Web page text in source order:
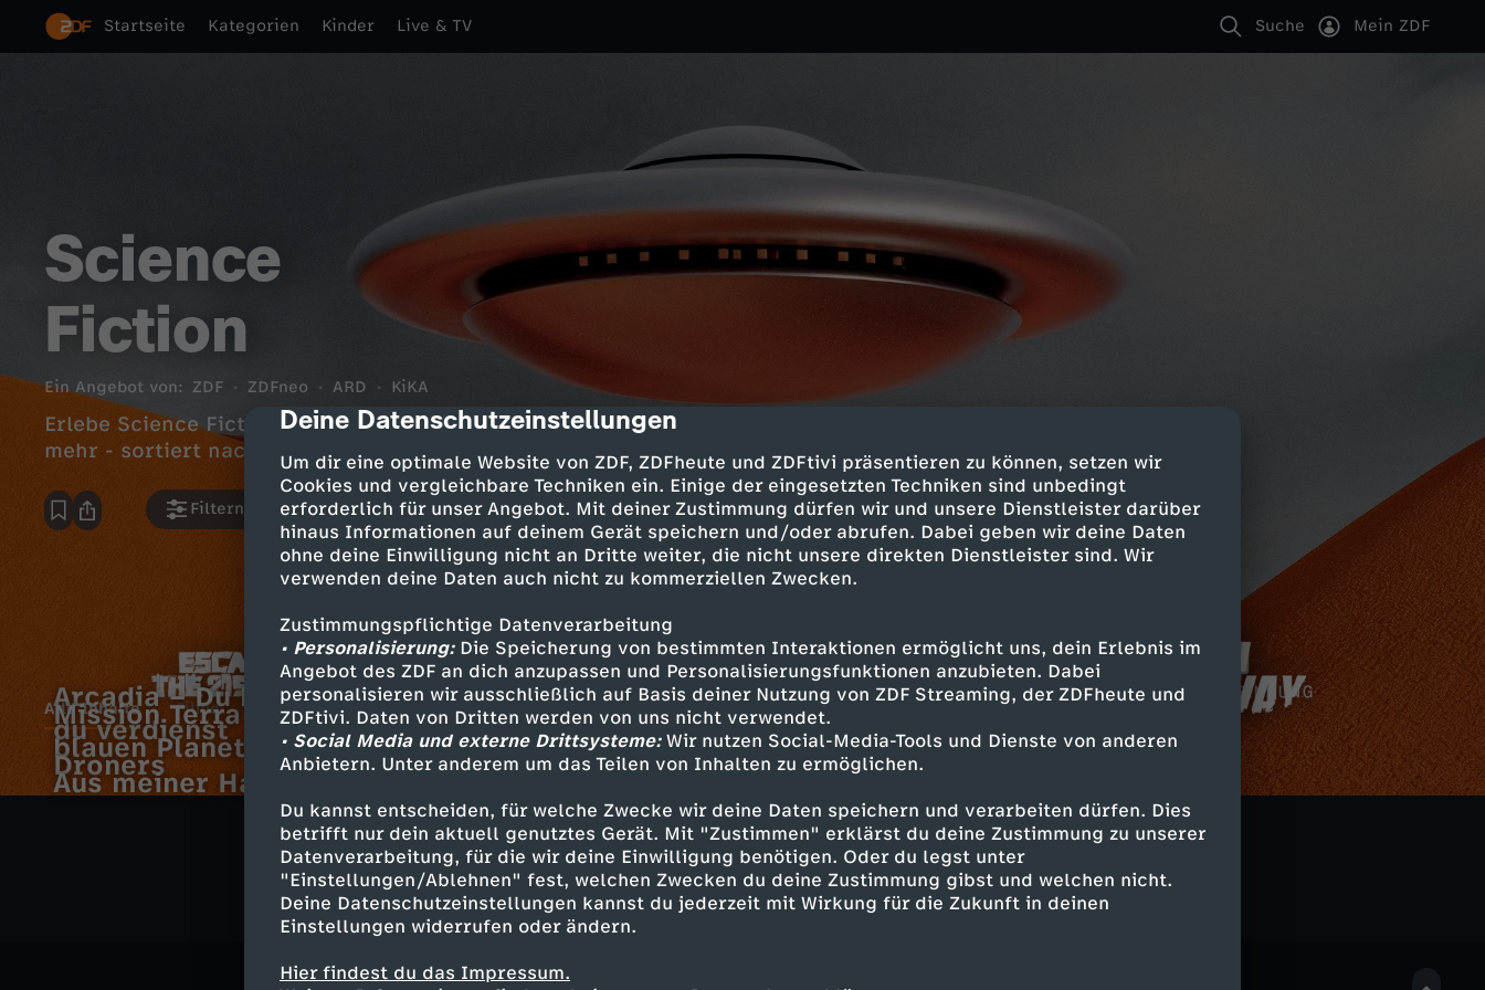
cmp-dialog-description
Deine Datenschutzeinstellungen
Um dir eine optimale Website von ZDF, ZDFheute und ZDFtivi präsentieren zu können, setzen wir
Cookies und vergleichbare Techniken ein. Einige der eingesetzten Techniken sind unbedingt
erforderlich für unser Angebot. Mit deiner Zustimmung dürfen wir und unsere Dienstleister darüber
hinaus Informationen auf deinem Gerät speichern und/oder abrufen. Dabei geben wir deine Daten
ohne deine Einwilligung nicht an Dritte weiter, die nicht unsere direkten Dienstleister sind. Wir
verwenden deine Daten auch nicht zu kommerziellen Zwecken.
Zustimmungspflichtige Datenverarbeitung
• Personalisierung:Die Speicherung von bestimmten Interaktionen ermöglicht uns, dein Erlebnis im
Angebot des ZDF an dich anzupassen und Personalisierungsfunktionen anzubieten. Dabei
personalisieren wir ausschließlich auf Basis deiner Nutzung von ZDF Streaming, der ZDFheute und
ZDFtivi. Daten von Dritten werden von uns nicht verwendet.
• Social Media und externe Drittsysteme:Wir nutzen Social-Media-Tools und Dienste von anderen
Anbietern. Unter anderem um das Teilen von Inhalten zu ermöglichen.
Du kannst entscheiden, für welche Zwecke wir deine Daten speichern und verarbeiten dürfen. Dies
betrifft nur dein aktuell genutztes Gerät. Mit "Zustimmen" erklärst du deine Zustimmung zu unserer
Datenverarbeitung, für die wir deine Einwilligung benötigen. Oder du legst unter
"Einstellungen/Ablehnen" fest, welchen Zwecken du deine Zustimmung gibst und welchen nicht.
Deine Datenschutzeinstellungen kannst du jederzeit mit Wirkung für die Zukunft in deinen
Einstellungen widerrufen oder ändern.
Hier findest du das Impressum.
Startseite Kategorien Kinder Live & TV Suche Mein ZDF
Science
Fiction
Ein Angebot von: ZDF ZDFneo ARD KiKA
Erlebe Science Fiction mit spektakulären Serien, futuristischen Filmen und
mehr - sortiert nach deinen Interessen.
Filtern
Alle Inhalte Filme Serien Animation
Neu
E
s
T
e
O
K
-
D
I
n
C
o
n
c
A
B
e
Arcadia – Du bekommst was
du verdienst
Eden 3030 Q Pootle 5
Mission Terra - Expedition zum
blauen Planeten
Soul Shift Zero - Thriller
Droners Stardust Hotel
Aus meiner Haut